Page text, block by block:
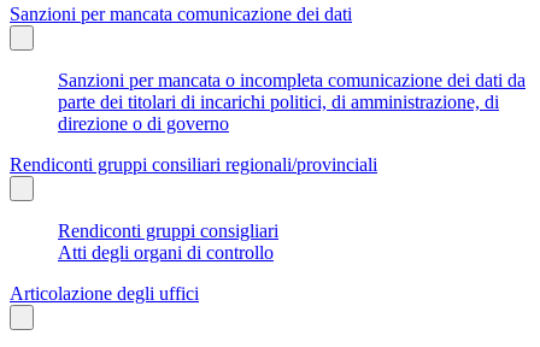
Sanzioni per mancata comunicazione dei dati
Sanzioni per mancata o incompleta comunicazione dei dati da
parte dei titolari di incarichi politici, di amministrazione, di
direzione o di governo
Rendiconti gruppi consiliari regionali/provinciali
Rendiconti gruppi consigliari
Atti degli organi di controllo
Articolazione degli uffici